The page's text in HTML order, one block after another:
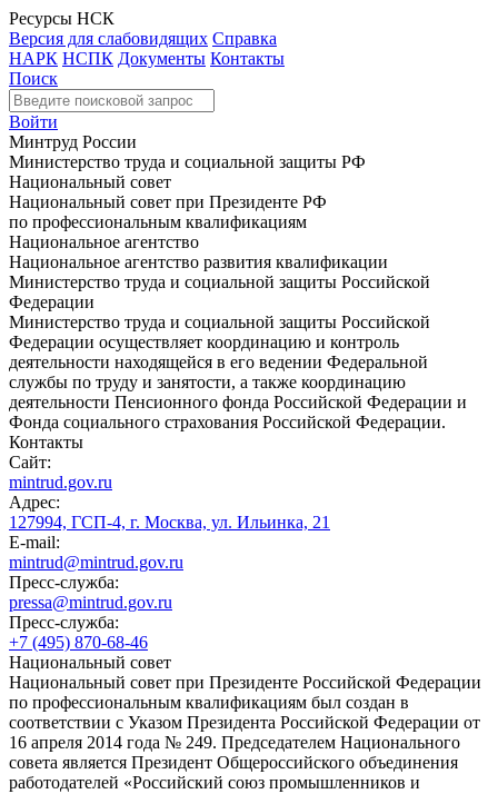
Ресурсы НСК
Версия для слабовидящих Справка
НАРК НСПК Документы Контакты
Поиск
Войти
Минтруд России
Министерство труда и социальной защиты РФ
Национальный совет
Национальный совет при Президенте РФ
по профессиональным квалификациям
Национальное агентство
Национальное агентство развития квалификации
Министерство труда и социальной защиты Российской
Федерации
Министерство труда и социальной защиты Российской
Федерации осуществляет координацию и контроль
деятельности находящейся в его ведении Федеральной
службы по труду и занятости, а также координацию
деятельности Пенсионного фонда Российской Федерации и
Фонда социального страхования Российской Федерации.
Контакты
Сайт:
mintrud.gov.ru
Адрес:
127994, ГСП-4, г. Москва, ул. Ильинка, 21
E-mail:
mintrud@mintrud.gov.ru
Пресс-служба:
pressa@mintrud.gov.ru
Пресс-служба:
+7 (495) 870-68-46
Национальный совет
Национальный совет при Президенте Российской Федерации
по профессиональным квалификациям был создан в
соответствии с Указом Президента Российской Федерации от
16 апреля 2014 года № 249. Председателем Национального
совета является Президент Общероссийского объединения
работодателей «Российский союз промышленников и